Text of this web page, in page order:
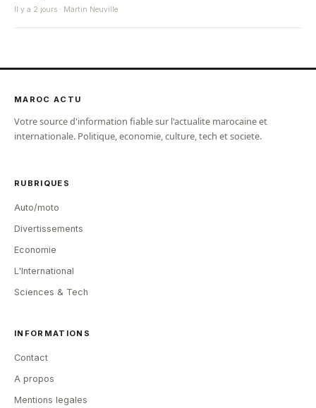
Il y a 2 jours · Martin Neuville
MAROC ACTU
Votre source d'information fiable sur l'actualite marocaine et
internationale. Politique, economie, culture, tech et societe.
RUBRIQUES
Auto/moto
Divertissements
Economie
L'International
Sciences & Tech
INFORMATIONS
Contact
A propos
Mentions legales